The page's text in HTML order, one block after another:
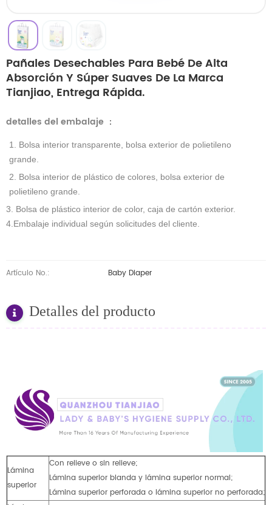
Pañales Desechables Para Bebé De Alta
Absorción Y Súper Suaves De La Marca
Tianjiao, Entrega Rápida.
detalles del embalaje ：
1. Bolsa interior transparente, bolsa exterior de polietileno
grande.
2. Bolsa interior de plástico de colores, bolsa exterior de
polietileno grande.
3. Bolsa de plástico interior de color, caja de cartón exterior.
4.Embalaje individual según solicitudes del cliente.
Artículo No.: Baby Diaper
Detalles del producto
Lámina
superior
Con relieve o sin relieve;
Lámina superior blanda y lámina superior normal;
Lámina superior perforada o lámina superior no perforada;